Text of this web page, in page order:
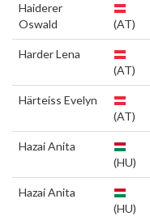
Haiderer
Oswald
(AT)
Harder Lena
(AT)
Härteiss Evelyn
(AT)
Hazai Anita
(HU)
Hazai Anita
(HU)